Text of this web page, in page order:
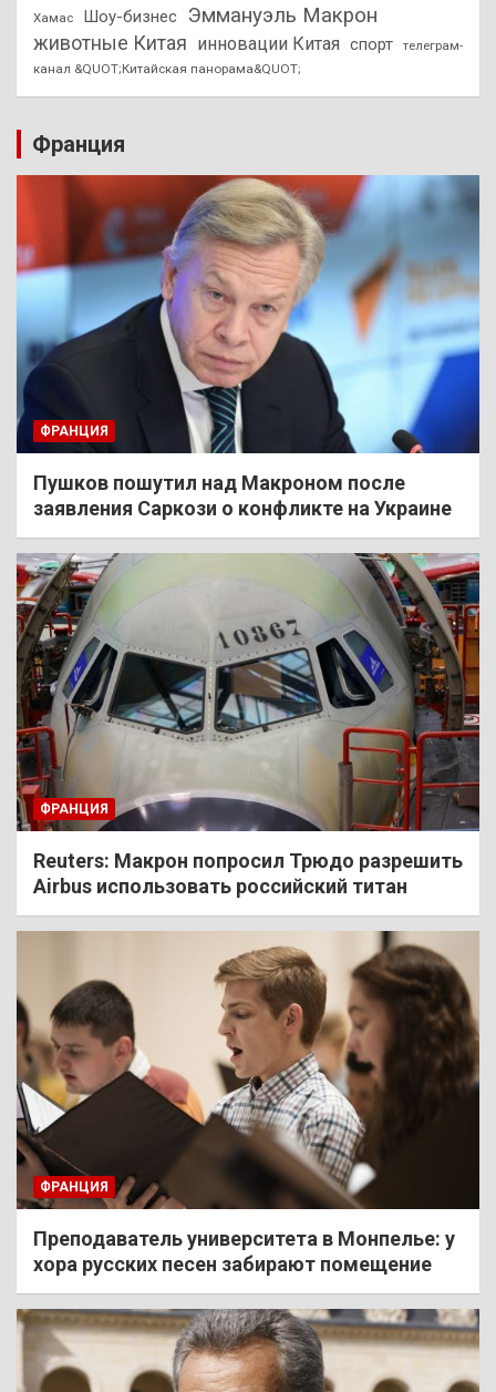
Хамас Шоу-бизнес Эммануэль Макрон
животные Китая инновации Китая спорт
телеграм-
канал &QUOT;Китайская панорама&QUOT;
Франция
ФРАНЦИЯ
Пушков пошутил над Макроном после
заявления Саркози о конфликте на Украине
ФРАНЦИЯ
Reuters: Макрон попросил Трюдо разрешить
Airbus использовать российский титан
ФРАНЦИЯ
Преподаватель университета в Монпелье: у
хора русских песен забирают помещение